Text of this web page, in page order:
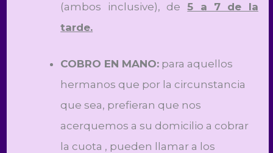
(ambos inclusive), de
5 a 7 de la
tarde.
COBRO EN MANO: para aquellos
hermanos que por la circunstancia
que sea, prefieran que nos
acerquemos a su domicilio a cobrar
la cuota , pueden llamar a los